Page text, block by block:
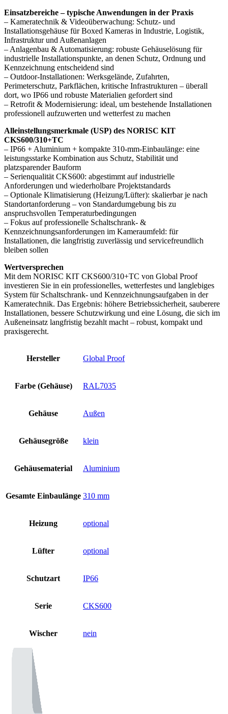
Einsatzbereiche – typische Anwendungen in der Praxis
– Kameratechnik & Videoüberwachung: Schutz- und
Installationsgehäuse für Boxed Kameras in Industrie, Logistik,
Infrastruktur und Außenanlagen
– Anlagenbau & Automatisierung: robuste Gehäuselösung für
industrielle Installationspunkte, an denen Schutz, Ordnung und
Kennzeichnung entscheidend sind
– Outdoor-Installationen: Werksgelände, Zufahrten,
Perimeterschutz, Parkflächen, kritische Infrastrukturen – überall
dort, wo IP66 und robuste Materialien gefordert sind
– Retrofit & Modernisierung: ideal, um bestehende Installationen
professionell aufzuwerten und wetterfest zu machen
Alleinstellungsmerkmale (USP) des NORISC KIT
CKS600/310+TC
– IP66 + Aluminium + kompakte 310-mm-Einbaulänge: eine
leistungsstarke Kombination aus Schutz, Stabilität und
platzsparender Bauform
– Serienqualität CKS600: abgestimmt auf industrielle
Anforderungen und wiederholbare Projektstandards
– Optionale Klimatisierung (Heizung/Lüfter): skalierbar je nach
Standortanforderung – von Standardumgebung bis zu
anspruchsvollen Temperaturbedingungen
– Fokus auf professionelle Schaltschrank- &
Kennzeichnungsanforderungen im Kameraumfeld: für
Installationen, die langfristig zuverlässig und servicefreundlich
bleiben sollen
Wertversprechen
Mit dem NORISC KIT CKS600/310+TC von Global Proof
investieren Sie in ein professionelles, wetterfestes und langlebiges
System für Schaltschrank- und Kennzeichnungsaufgaben in der
Kameratechnik. Das Ergebnis: höhere Betriebssicherheit, sauberere
Installationen, bessere Schutzwirkung und eine Lösung, die sich im
Außeneinsatz langfristig bezahlt macht – robust, kompakt und
praxisgerecht.
Hersteller Global Proof
Farbe (Gehäuse) RAL7035
Gehäuse Außen
Gehäusegröße klein
Gehäusematerial Aluminium
Gesamte Einbaulänge 310 mm
Heizung optional
Lüfter optional
Schutzart IP66
Serie CKS600
Wischer nein